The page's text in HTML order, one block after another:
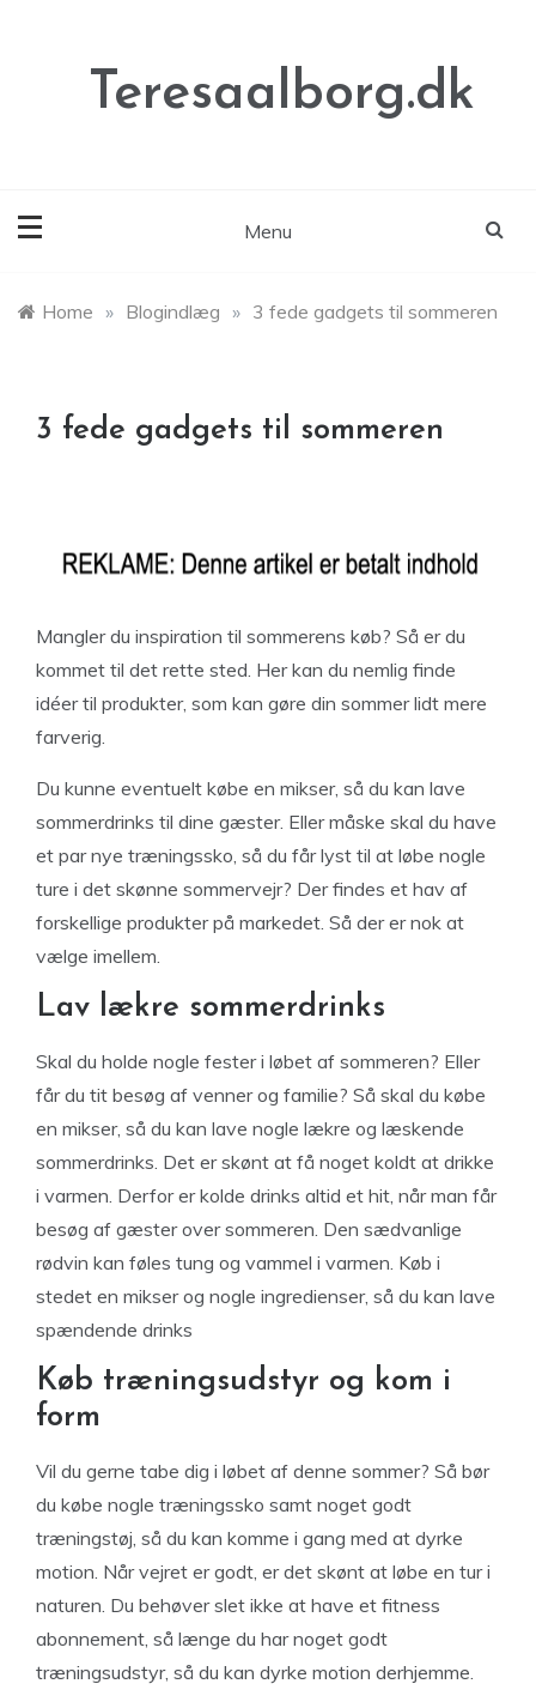
Teresaalborg.dk
Menu
Home » Blogindlæg » 3 fede gadgets til sommeren
3 fede gadgets til sommeren
Mangler du inspiration til sommerens køb? Så er du
kommet til det rette sted. Her kan du nemlig finde
idéer til produkter, som kan gøre din sommer lidt mere
farverig.
Du kunne eventuelt købe en mikser, så du kan lave
sommerdrinks til dine gæster. Eller måske skal du have
et par nye træningssko, så du får lyst til at løbe nogle
ture i det skønne sommervejr? Der findes et hav af
forskellige produkter på markedet. Så der er nok at
vælge imellem.
Lav lækre sommerdrinks
Skal du holde nogle fester i løbet af sommeren? Eller
får du tit besøg af venner og familie? Så skal du købe
en mikser, så du kan lave nogle lækre og læskende
sommerdrinks. Det er skønt at få noget koldt at drikke
i varmen. Derfor er kolde drinks altid et hit, når man får
besøg af gæster over sommeren. Den sædvanlige
rødvin kan føles tung og vammel i varmen. Køb i
stedet en mikser og nogle ingredienser, så du kan lave
spændende drinks
Køb træningsudstyr og kom i
form
Vil du gerne tabe dig i løbet af denne sommer? Så bør
du købe nogle træningssko samt noget godt
træningstøj, så du kan komme i gang med at dyrke
motion. Når vejret er godt, er det skønt at løbe en tur i
naturen. Du behøver slet ikke at have et fitness
abonnement, så længe du har noget godt
træningsudstyr, så du kan dyrke motion derhjemme.